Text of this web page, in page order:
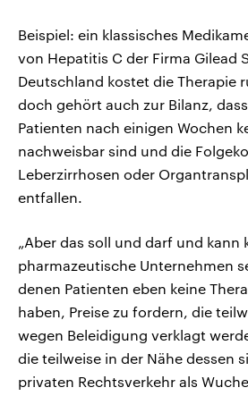
Beispiel: ein klassisches
von Hepatitis C der Firma Gilead
Deutschland kostet die Therapie
doch gehört auch zur Bilanz,
Patienten nach einigen Wochen
nachweisbar sind und die
Leberzirrhosen oder
entfallen.
„Aber das soll und darf und kann
pharmazeutische Unternehmen
denen Patienten eben keine
haben, Preise zu fordern, die
wegen Beleidigung verklagt
die teilweise in der Nähe dessen
privaten Rechtsverkehr als